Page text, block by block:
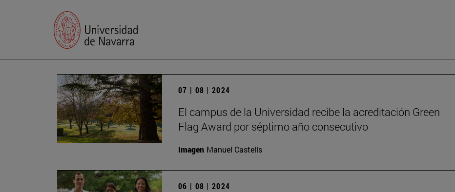
07 | 08 | 2024
El campus de la Universidad recibe la acreditación Green
Flag Award por séptimo año consecutivo
Imagen Manuel Castells
06 | 08 | 2024